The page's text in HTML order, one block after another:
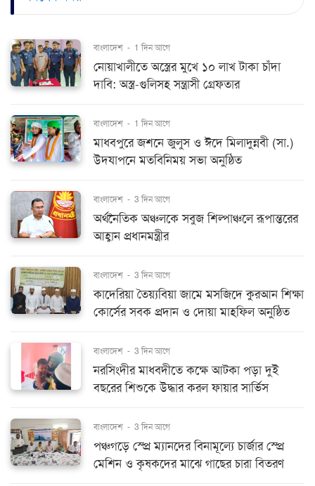
বাংলাদেশ - 1 দিন আগে
নোয়াখালীতে অস্ত্রের মুখে ১০ লাখ টাকা চাঁদা
দাবি: অস্ত্র-গুলিসহ সন্ত্রাসী গ্রেফতার
বাংলাদেশ - 1 দিন আগে
মাধবপুরে জশনে জুলুস ও ঈদে মিলাদুন্নবী (সা.)
উদযাপনে মতবিনিময় সভা অনুষ্ঠিত
বাংলাদেশ - 3 দিন আগে
অর্থনৈতিক অঞ্চলকে সবুজ শিল্পাঞ্চলে রূপান্তরের
আহ্বান প্রধানমন্ত্রীর
বাংলাদেশ - 3 দিন আগে
কাদেরিয়া তৈয়্যবিয়া জামে মসজিদে কুরআন শিক্ষা
কোর্সের সবক প্রদান ও দোয়া মাহফিল অনুষ্ঠিত
বাংলাদেশ - 3 দিন আগে
নরসিংদীর মাধবদীতে কক্ষে আটকা পড়া দুই
বছরের শিশুকে উদ্ধার করল ফায়ার সার্ভিস
বাংলাদেশ - 3 দিন আগে
পঞ্চগড়ে স্প্রে ম্যানদের বিনামূল্যে চার্জার স্প্রে
মেশিন ও কৃষকদের মাঝে গাছের চারা বিতরণ